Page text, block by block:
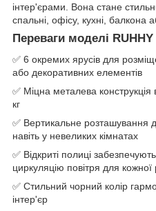
інтер'єрами. Вона стане
спальні, офісу, кухні, балкона
Переваги моделі RUHHY
✅ 6 окремих ярусів для
або декоративних елементів
✅ Міцна металева
кг
✅ Вертикальне розташування
навіть у невеликих кімнатах
✅ Відкриті полиці
циркуляцію повітря для
✅ Стильний чорний колір
інтер'єр